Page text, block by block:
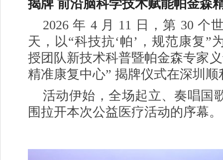
揭牌 前沿脑科学技术赋能帕金森
2026 年 4 月 11 日，第 30 个
天，以“科技抗‘帕’，规范康复”
授团队新技术科普暨帕金森专家
精准康复中心” 揭牌仪式在深圳顺
活动伊始，全场起立、奏唱国
围拉开本次公益医疗活动的序幕。